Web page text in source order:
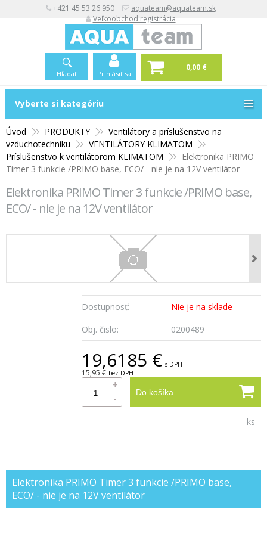
+421 45 53 26 950
aquateam@aquateam.sk
Veľkoobchod registrácia
Hľadať Prihlásiť sa
0,00 €
Vyberte si kategóriu
Úvod PRODUKTY
Ventilátory a príslušenstvo na
vzduchotechniku
VENTILÁTORY KLIMATOM
Príslušenstvo k ventilátorom KLIMATOM
Elektronika PRIMO
Timer 3 funkcie /PRIMO base, ECO/ - nie je na 12V ventilátor
Elektronika PRIMO Timer 3 funkcie /PRIMO base,
ECO/ - nie je na 12V ventilátor
Dostupnosť:
Nie je na sklade
Obj. čislo:
0200489
19,6185 € s DPH
15,95 € bez DPH
Do košíka
+
-
ks
Elektronika PRIMO Timer 3 funkcie /PRIMO base,
ECO/ - nie je na 12V ventilátor
Vyberte si kategóriu